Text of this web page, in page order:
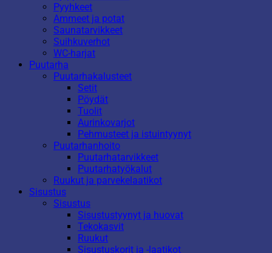
Pyyhkeet
Ammeet ja potat
Saunatarvikkeet
Suihkuverhot
WC-harjat
Puutarha
Puutarhakalusteet
Setit
Pöydät
Tuolit
Aurinkovarjot
Pehmusteet ja istuintyynyt
Puutarhanhoito
Puutarhatarvikkeet
Puutarhatyökalut
Ruukut ja parvekelaatikot
Sisustus
Sisustus
Sisustustyynyt ja huovat
Tekokasvit
Ruukut
Sisustuskorit ja -laatikot